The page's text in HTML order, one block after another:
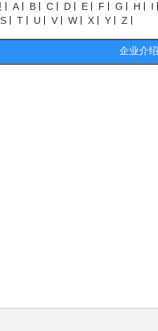
A B C D E F G H
I
S T U V W X Y Z
企业介绍